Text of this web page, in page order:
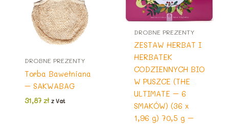
DROBNE PREZENTY
Torba Bawełniana
– SAKWABAG
31,87zł z Vat
DROBNE PREZENTY
ZESTAW HERBAT I
HERBATEK
CODZIENNYCH BIO
W PUSZCE (THE
ULTIMATE – 6
SMAKÓW) (36 x
1,96 g) 70,5 g –